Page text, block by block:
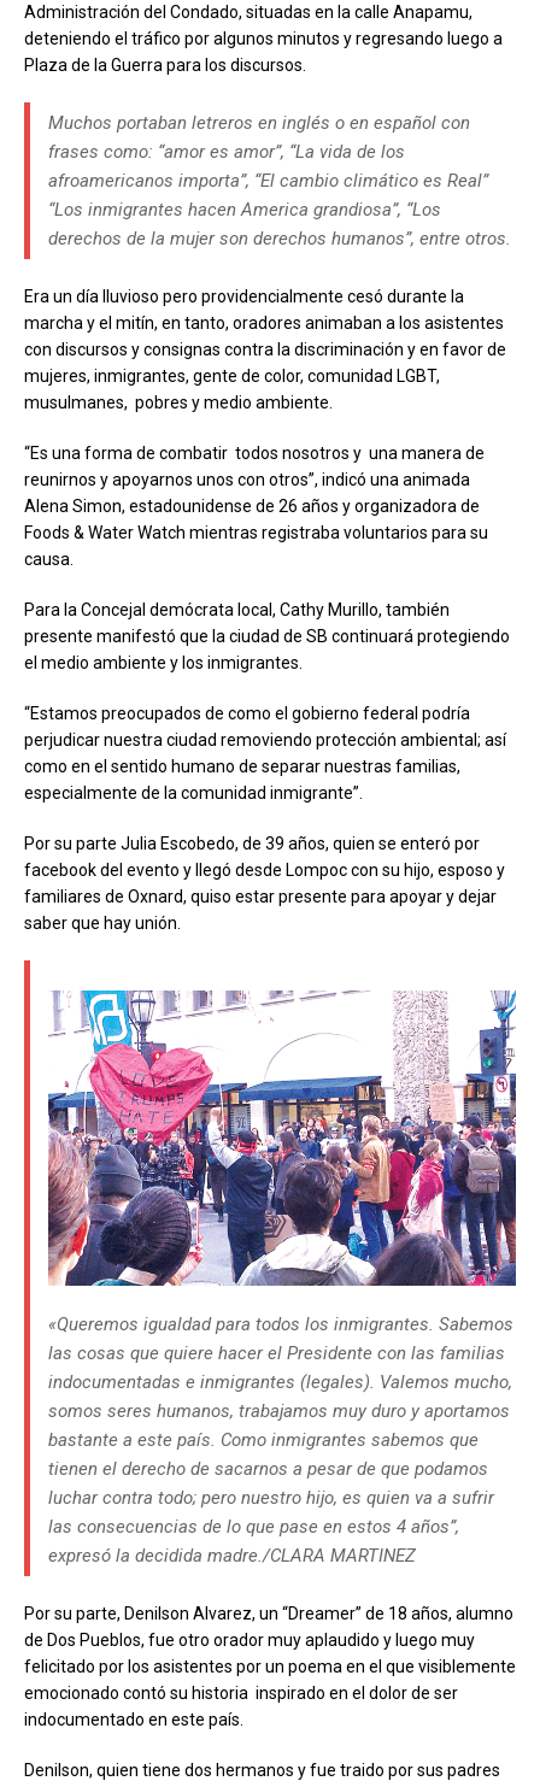
Administración del Condado, situadas en la calle Anapamu,
deteniendo el tráfico por algunos minutos y regresando luego a
Plaza de la Guerra para los discursos.
Muchos portaban letreros en inglés o en español con
frases como: “amor es amor”, “La vida de los
afroamericanos importa”, “El cambio climático es Real”
“Los inmigrantes hacen America grandiosa”, “Los
derechos de la mujer son derechos humanos”, entre otros.
Era un día lluvioso pero providencialmente cesó durante la
marcha y el mitín, en tanto, oradores animaban a los asistentes
con discursos y consignas contra la discriminación y en favor de
mujeres, inmigrantes, gente de color, comunidad LGBT,
musulmanes, pobres y medio ambiente.
“Es una forma de combatir todos nosotros y una manera de
reunirnos y apoyarnos unos con otros”, indicó una animada
Alena Simon, estadounidense de 26 años y organizadora de
Foods & Water Watch mientras registraba voluntarios para su
causa.
Para la Concejal demócrata local, Cathy Murillo, también
presente manifestó que la ciudad de SB continuará protegiendo
el medio ambiente y los inmigrantes.
“Estamos preocupados de como el gobierno federal podría
perjudicar nuestra ciudad removiendo protección ambiental; así
como en el sentido humano de separar nuestras familias,
especialmente de la comunidad inmigrante”.
Por su parte Julia Escobedo, de 39 años, quien se enteró por
facebook del evento y llegó desde Lompoc con su hijo, esposo y
familiares de Oxnard, quiso estar presente para apoyar y dejar
saber que hay unión.
«Queremos igualdad para todos los inmigrantes. Sabemos
las cosas que quiere hacer el Presidente con las familias
indocumentadas e inmigrantes (legales). Valemos mucho,
somos seres humanos, trabajamos muy duro y aportamos
bastante a este país. Como inmigrantes sabemos que
tienen el derecho de sacarnos a pesar de que podamos
luchar contra todo; pero nuestro hijo, es quien va a sufrir
las consecuencias de lo que pase en estos 4 años”,
expresó la decidida madre./CLARA MARTINEZ
Por su parte, Denilson Alvarez, un “Dreamer” de 18 años, alumno
de Dos Pueblos, fue otro orador muy aplaudido y luego muy
felicitado por los asistentes por un poema en el que visiblemente
emocionado contó su historia inspirado en el dolor de ser
indocumentado en este país.
Denilson, quien tiene dos hermanos y fue traido por sus padres